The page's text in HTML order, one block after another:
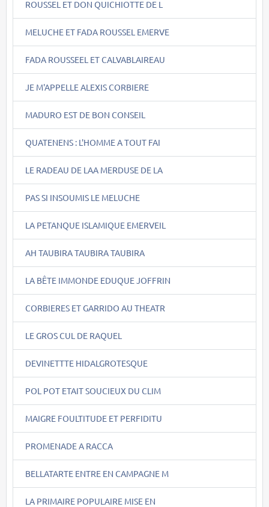
ROUSSEL ET DON QUICHIOTTE DE L
MELUCHE ET FADA ROUSSEL EMERVE
FADA ROUSSEEL ET CALVABLAIREAU
JE M'APPELLE ALEXIS CORBIERE
MADURO EST DE BON CONSEIL
QUATENENS : L'HOMME A TOUT FAI
LE RADEAU DE LAA MERDUSE DE LA
PAS SI INSOUMIS LE MELUCHE
LA PETANQUE ISLAMIQUE EMERVEIL
AH TAUBIRA TAUBIRA TAUBIRA
LA BÊTE IMMONDE EDUQUE JOFFRIN
CORBIERES ET GARRIDO AU THEATR
LE GROS CUL DE RAQUEL
DEVINETTTE HIDALGROTESQUE
POL POT ETAIT SOUCIEUX DU CLIM
MAIGRE FOULTITUDE ET PERFIDITU
PROMENADE A RACCA
BELLATARTE ENTRE EN CAMPAGNE M
LA PRIMAIRE POPULAIRE MISE EN